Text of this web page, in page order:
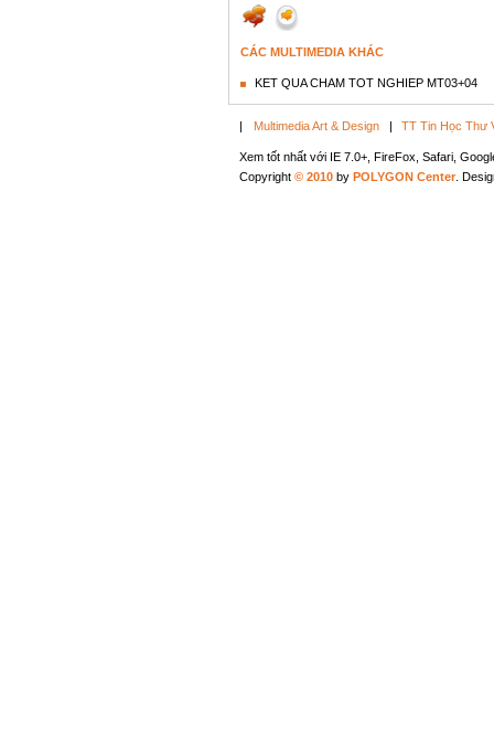
CÁC MULTIMEDIA KHÁC
KET QUA CHAM TOT NGHIEP MT03+04
| Multimedia Art & Design | TT Tin Học Thư
Xem tốt nhất với IE 7.0+, FireFox, Safari,
Copyright © 2010 by POLYGON Center .